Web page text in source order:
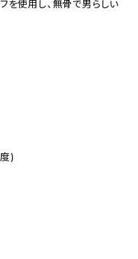
を使用し、無骨で男らしい
)